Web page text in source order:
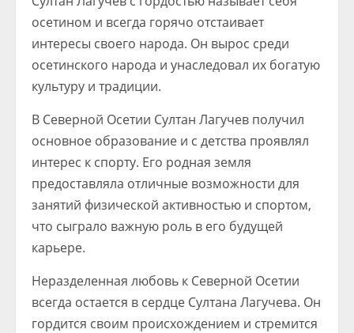
осетином и всегда горячо отстаивает
интересы своего народа. Он вырос среди
осетинского народа и унаследовал их богатую
культуру и традиции.
В Северной Осетии Султан Лагучев получил
основное образование и с детства проявлял
интерес к спорту. Его родная земля
предоставляла отличные возможности для
занятий физической активностью и спортом,
что сыграло важную роль в его будущей
карьере.
Неразделенная любовь к Северной Осетии
всегда остается в сердце Султана Лагучева. Он
гордится своим происхождением и стремится